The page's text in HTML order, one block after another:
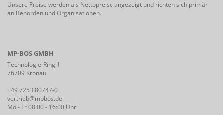
Unsere Preise werden als Nettopreise angezeigt und richten sich primär
an Behörden und Organisationen.
MP-BOS GMBH
Technologie-Ring 1
76709 Kronau
+49 7253 80747-0
vertrieb@mpbos.de
Mo - Fr 08:00 - 16:00 Uhr